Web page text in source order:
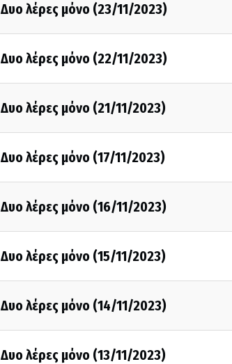
Δυο λέρες μόνο (23/11/2023)
Δυο λέρες μόνο (22/11/2023)
Δυο λέρες μόνο (21/11/2023)
Δυο λέρες μόνο (17/11/2023)
Δυο λέρες μόνο (16/11/2023)
Δυο λέρες μόνο (15/11/2023)
Δυο λέρες μόνο (14/11/2023)
Δυο λέρες μόνο (13/11/2023)